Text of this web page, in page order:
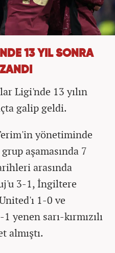
13 YIL SONRA
Ligi'nde 13 yılın
galip geldi.
yönetiminde
aşamasında 7
arasında
3-1, İngiltere
1-0 ve
yenen sarı-kırmızılı
almıştı.